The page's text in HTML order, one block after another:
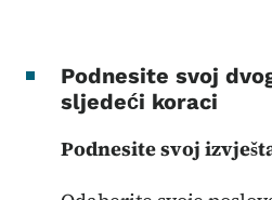
Podnesite svoj
sljedeći koraci
Podnesite svoj